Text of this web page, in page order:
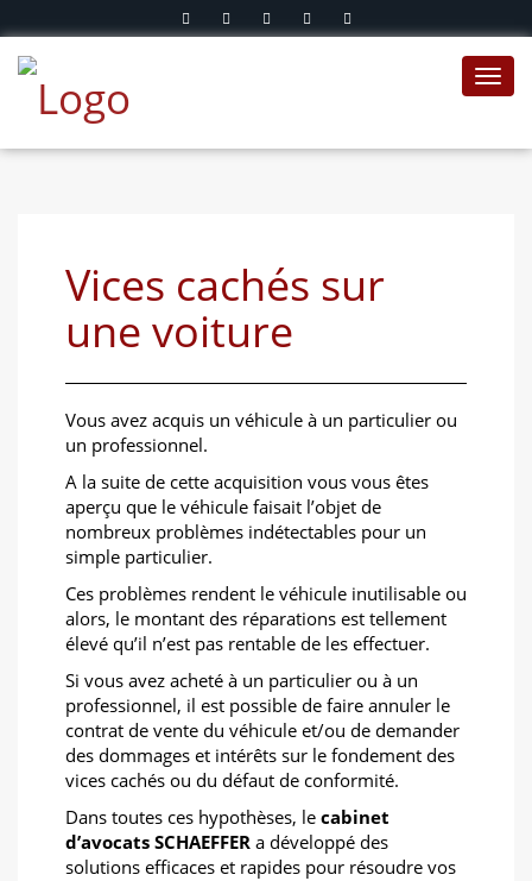
Vices cachés sur
une voiture
Vous avez acquis un véhicule à un particulier ou
un professionnel.
A la suite de cette acquisition vous vous êtes
aperçu que le véhicule faisait l’objet de
nombreux problèmes indétectables pour un
simple particulier.
Ces problèmes rendent le véhicule inutilisable ou
alors, le montant des réparations est tellement
élevé qu’il n’est pas rentable de les effectuer.
Si vous avez acheté à un particulier ou à un
professionnel, il est possible de faire annuler le
contrat de vente du véhicule et/ou de demander
des dommages et intérêts sur le fondement des
vices cachés ou du défaut de conformité.
Dans toutes ces hypothèses, le cabinet
d’avocats SCHAEFFER a développé des
solutions efficaces et rapides pour résoudre vos